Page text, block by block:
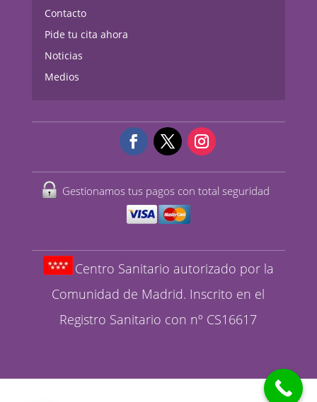
Contacto
Pide tu cita ahora
Noticias
Medios
Gestionamos tus pagos con total seguridad
Centro Sanitario autorizado por la
Comunidad de Madrid. Inscrito en el
Registro Sanitario con nº CS16617